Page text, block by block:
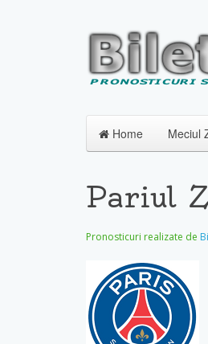
Home Meciul
Pariul
Pronosticuri realizate de